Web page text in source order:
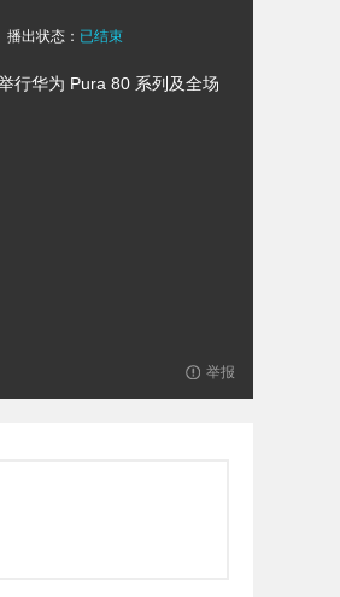
播出状态： 已结束
行华为 Pura 80 系列及全场
举报